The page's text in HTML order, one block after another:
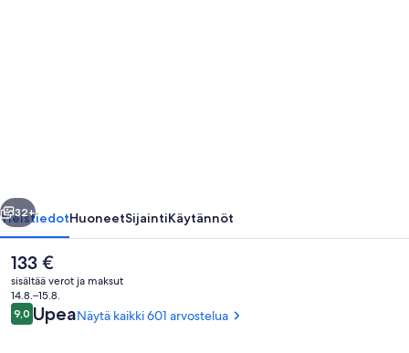
Seuraava
32+
YleistiedotHuoneetSijaintiKäytännöt
Nykyinen
hinta
on
133 €
133 €
sisältää verot ja maksut
14.8.–15.8.
Arvostelut
9,09,0 kautta 10.
UpeaNäytä kaikki 601 arvostelua